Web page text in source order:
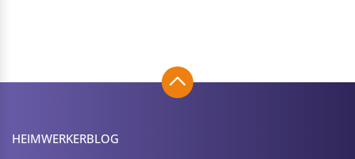
HEIMWERKER­BLOG